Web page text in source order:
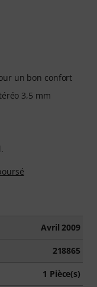
un bon confort
3,5 mm
Avril 2009
218865
1 Pièce(s)